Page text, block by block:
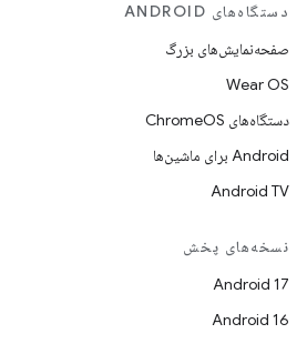
دستگاه‌های ANDROID
صفحه‌نمایش‌های بزرگ
Wear OS
دستگاه‌های ChromeOS
Android برای ماشین‌ها
Android TV
نسخه‌های پخش
Android 17
Android 16